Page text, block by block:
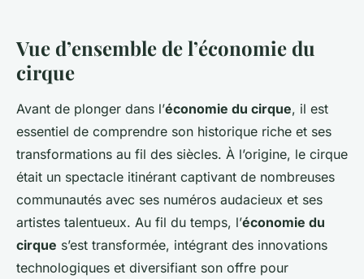
Vue d’ensemble de l’économie du
cirque
Avant de plonger dans l’économie du cirque, il est
essentiel de comprendre son historique riche et ses
transformations au fil des siècles. À l’origine, le cirque
était un spectacle itinérant captivant de nombreuses
communautés avec ses numéros audacieux et ses
artistes talentueux. Au fil du temps, l’économie du
cirque s’est transformée, intégrant des innovations
technologiques et diversifiant son offre pour